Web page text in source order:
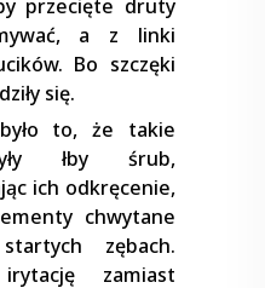
przecięte druty
a z linki
Bo szczęki
się.
to, że takie
łby śrub,
ich odkręcenie,
chwytane
zębach.
zamiast